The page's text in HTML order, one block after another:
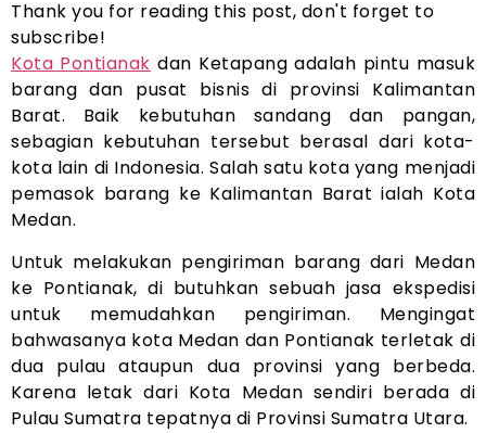
Thank you for reading this post, don't forget to
subscribe!
Kota Pontianak dan Ketapang adalah pintu masuk
barang dan pusat bisnis di provinsi Kalimantan
Barat. Baik kebutuhan sandang dan pangan,
sebagian kebutuhan tersebut berasal dari kota-
kota lain di Indonesia. Salah satu kota yang menjadi
pemasok barang ke Kalimantan Barat ialah Kota
Medan.
Untuk melakukan pengiriman barang dari Medan
ke Pontianak, di butuhkan sebuah jasa ekspedisi
untuk memudahkan pengiriman. Mengingat
bahwasanya kota Medan dan Pontianak terletak di
dua pulau ataupun dua provinsi yang berbeda.
Karena letak dari Kota Medan sendiri berada di
Pulau Sumatra tepatnya di Provinsi Sumatra Utara.